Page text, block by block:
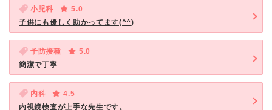
小児科
5.0
子供にも優しく助かってます(^^)
予防接種
5.0
簡潔で丁寧
内科
4.5
内視鏡検査が上手な先生です。